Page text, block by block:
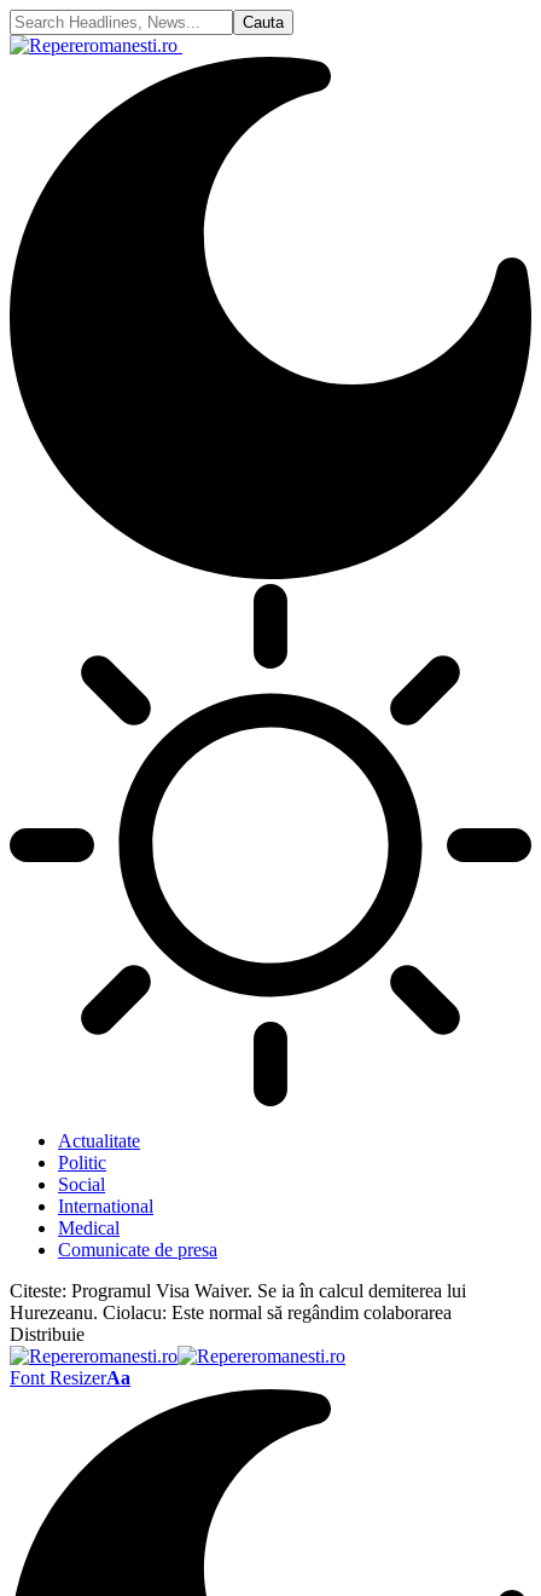
Actualitate
Politic
Social
International
Medical
Comunicate de presa
Citeste: Programul Visa Waiver. Se ia în calcul demiterea lui
Hurezeanu. Ciolacu: Este normal să regândim colaborarea
Distribuie
Font ResizerAa